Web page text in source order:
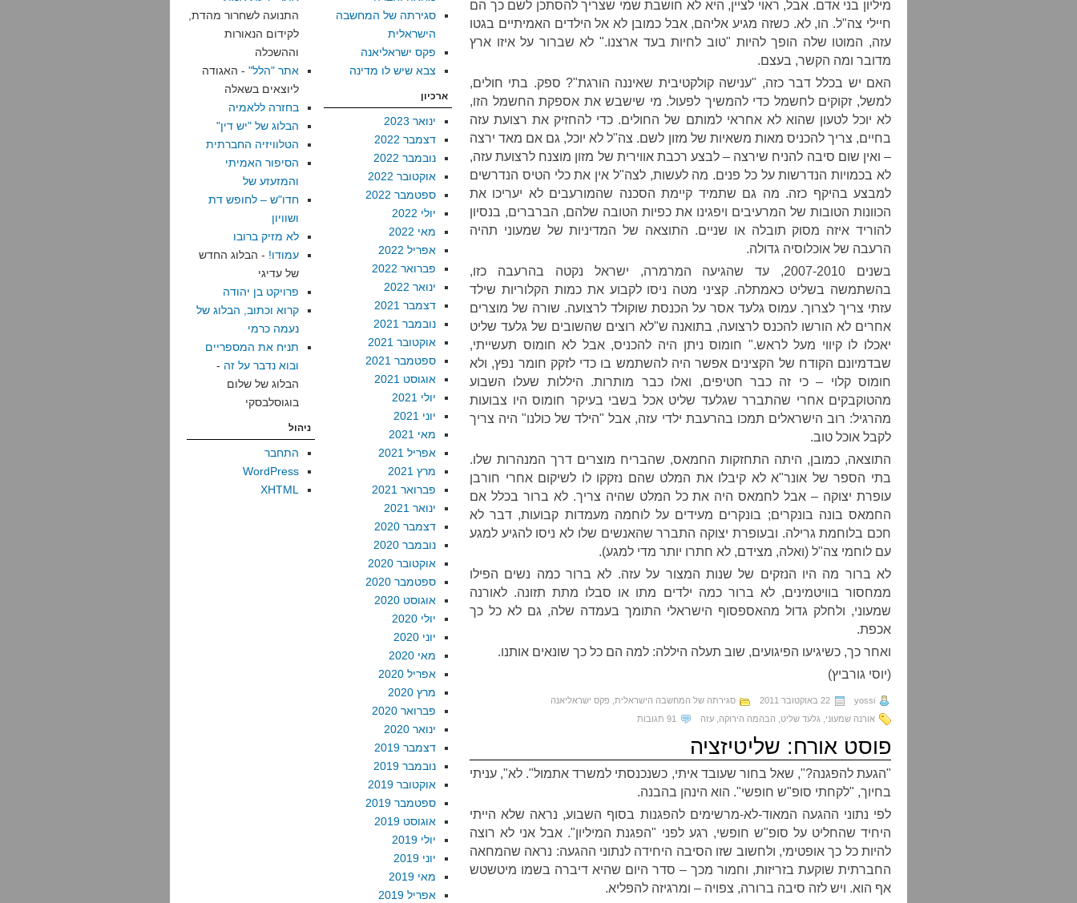
מיליון בני אדם. אבל, ראוי לציין, היא לא חושבת שמי שצריך להסתכן לשם כך הם
חיילי צה"ל. הו, לא. כשזה מגיע אליהם, אבל כמובן לא אל הילדים האמיתיים בגטו
עזה, המוטו שלה הופך להיות "טוב לחיות בעד ארצנו." לא שברור על איזו ארץ
מדובר ומה הקשר, בעצם.
האם יש בכלל דבר כזה, "ענישה קולקטיבית שאיננה הורגת"? ספק. בתי חולים,
למשל, זקוקים לחשמל כדי להמשיך לפעול. מי שישבש את אספקת החשמל הזו,
לא יוכל לטעון שהוא לא אחראי למותם של החולים. כדי להחזיק את רצועת עזה
בחיים, צריך להכניס מאות משאיות של מזון לשם. צה"ל לא יוכל, גם אם מאד ירצה
– ואין שום סיבה להניח שירצה – לבצע רכבת אווירית של מזון מוצנח לרצועת עזה,
לא בכמויות הנדרשות על כל פנים. מה לעשות, לצה"ל אין את כלי הטיס הנדרשים
למבצע בהיקף כזה. מה גם שתמיד קיימת הסכנה שהמורעבים לא יעריכו את
הכוונות הטובות של המרעיבים ויפגינו את כפיות הטובה שלהם, הברברים, בנסיון
להוריד איזה מסוק תובלה או שניים. התוצאה של המדיניות של שמעוני תהיה
הרעבה של אוכלוסיה גדולה.
בשנים 2007-2010, עד שהגיעה המרמרה, ישראל נקטה בהרעבה כזו,
בהשתמשה בשליט כאמתלה. קציני מטה ניסו לקבוע את כמות הקלוריות שילד
עזתי צריך לצרוך. עמוס גלעד אסר על הכנסת שוקולד לרצועה. שורה של מוצרים
אחרים לא הורשו להכנס לרצועה, בתואנה ש"לא רוצים שהשובים של גלעד שליט
יאכלו לו קיווי מעל לראש." חומוס ניתן היה להכניס, אבל לא חומוס תעשייתי,
שבדמיונם הקודח של הקצינים אפשר היה להשתמש בו כדי לזקק חומר נפץ, ולא
חומוס קלוי – כי זה כבר חטיפים, ואלו כבר מותרות. היללות שעלו השבוע
מהטוקבקים אחרי שהתברר שגלעד שליט אכל בשבי בעיקר חומוס היו צבועות
מהרגיל: רוב הישראלים תמכו בהרעבת ילדי עזה, אבל "הילד של כולנו" היה צריך
לקבל אוכל טוב.
התוצאה, כמובן, היתה התחזקות החמאס, שהבריח מוצרים דרך המנהרות שלו.
בתי הספר של אונר"א לא קיבלו את המלט שהם נזקקו לו לשיקום אחרי חורבן
עופרת יצוקה – אבל לחמאס היה את כל המלט שהיה צריך. לא ברור בכלל אם
החמאס בונה בונקרים; בונקרים מעידים על לוחמה מעמדות קבועות, דבר לא
חכם בלוחמת גרילה. ובעופרת יצוקה התברר שהאנשים שלו לא ניסו להגיע למגע
עם לוחמי צה"ל (ואלה, מצידם, לא חתרו יותר מדי למגע).
לא ברור מה היו הנזקים של שנות המצור על עזה. לא ברור כמה נשים הפילו
ממחסור בוויטמינים, לא ברור כמה ילדים מתו או סבלו מתת תזונה. לאורנה
שמעוני, ולחלק גדול מהאספסוף הישראלי התומך בעמדה שלה, גם לא כל כך
אכפת.
ואחר כך, כשיגיעו הפיגועים, שוב תעלה היללה: למה הם כל כך שונאים אותנו.
(יוסי גורביץ)
yossi 22 באוקטובר 2011 סגירתה של המחשבה הישראלית פקס ישראליאנה
אורנה שמעוני
גלעד שליט הבהמה הירוקה עזה 91 תגובות
פוסט אורח: שליטיזציה
"הגעת להפגנה?", שאל בחור שעובד איתי, כשנכנסתי למשרד אתמול". לא", עניתי
בחיוך, "לקחתי סופ"ש חופשי". הוא הינהן בהבנה.
לפי נתוני ההגעה המאוד-לא-מרשימים להפגנות בסוף השבוע, נראה שלא הייתי
היחיד שהחליט על סופ"ש חופשי, רגע לפני "הפגנת המיליון". אבל אני לא רוצה
להיות כל כך אופטימי, ולחשוב שזו הסיבה היחידה לנתוני ההגעה: נראה שהמחאה
החברתית שוקעת בזריזות, וחמור מכך – סדר היום שהיא דיברה בשמו מיטשטש
אף הוא. ויש לזה סיבה ברורה, צפויה – ומרגיזה להפליא.
סגירתה של המחשבה
הישראלית
פקס ישראליאנה
צבא שיש לו מדינה
ארכיון
ינואר 2023
דצמבר 2022
נובמבר 2022
אוקטובר 2022
ספטמבר 2022
יולי 2022
מאי 2022
אפריל 2022
פברואר 2022
ינואר 2022
דצמבר 2021
נובמבר 2021
אוקטובר 2021
ספטמבר 2021
אוגוסט 2021
יולי 2021
יוני 2021
מאי 2021
אפריל 2021
מרץ 2021
פברואר 2021
ינואר 2021
דצמבר 2020
נובמבר 2020
אוקטובר 2020
ספטמבר 2020
אוגוסט 2020
יולי 2020
יוני 2020
מאי 2020
אפריל 2020
מרץ 2020
פברואר 2020
ינואר 2020
דצמבר 2019
נובמבר 2019
אוקטובר 2019
ספטמבר 2019
אוגוסט 2019
יולי 2019
יוני 2019
מאי 2019
אפריל 2019
התנועה לשחרור מהדת,
לקידום הנאורות
וההשכלה
אתר "הלל" - האגודה
ליוצאים בשאלה
בחזרה ללאמיה
הבלוג של "יש דין"
הטלוויזיה החברתית
הסיפור האמיתי
והמזעזע של
חדו"ש – לחופש דת
ושוויון
לא מזיק ברובו
עמודו! - הבלוג החדש
של עדיגי
פרויקט בן יהודה
קרוא וכתוב, הבלוג של
נעמה כרמי
תניח את המספריים
ובוא נדבר על זה -
הבלוג של שלום
בוגוסלבסקי
ניהול
התחבר
WordPress
XHTML